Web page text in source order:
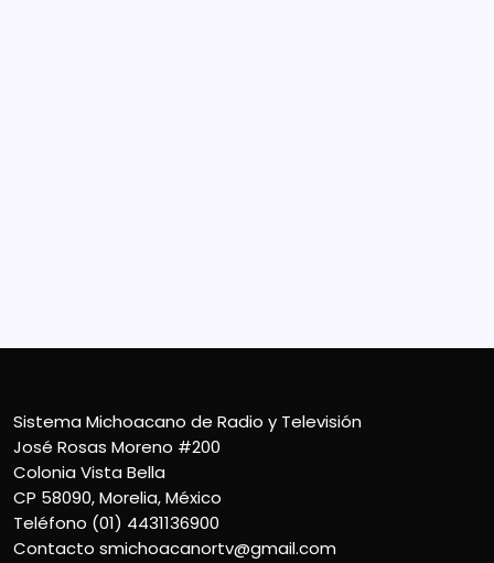
Sistema Michoacano de Radio y Televisión
José Rosas Moreno #200
Colonia Vista Bella
CP 58090, Morelia, México
Teléfono (01) 4431136900
Contacto smichoacanortv@gmail.com